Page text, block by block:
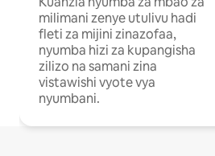
milimani zenye utulivu hadi
fleti za mijini zinazofaa,
nyumba hizi za kupangisha
zilizo na samani zina
vistawishi vyote vya
nyumbani.